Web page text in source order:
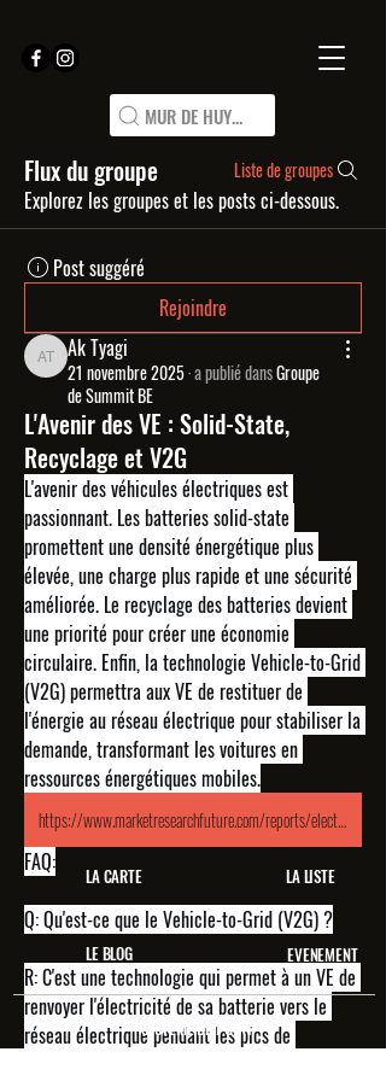
MUR DE HUY...
Flux du groupe Liste de groupes
Explorez les groupes et les posts ci-dessous.
Post suggéré
Rejoindre
Ak Tyagi
Ak Tyagi
21 novembre 2025·a publié dansGroupe
de Summit BE
L'Avenir des VE : Solid-State,
Recyclage et V2G
L'avenir des véhicules électriques est
passionnant. Les batteries solid-state
promettent une densité énergétique plus
élevée, une charge plus rapide et une sécurité
améliorée. Le recyclage des batteries devient
une priorité pour créer une économie
circulaire. Enfin, la technologie Vehicle-to-Grid
(V2G) permettra aux VE de restituer de
l'énergie au réseau électrique pour stabiliser la
demande, transformant les voitures en
ressources énergétiques mobiles.
https://www.marketresearchfuture.com/reports/electric-vehicles-market-1793
FAQ:
Q: Qu'est-ce que le Vehicle-to-Grid (V2G) ?
R: C'est une technologie qui permet à un VE de
renvoyer l'électricité de sa batterie vers le
réseau électrique pendant les pics de
LA CARTE LA LISTE
LE BLOG EVENEMENT
SYSTEME DE POINT